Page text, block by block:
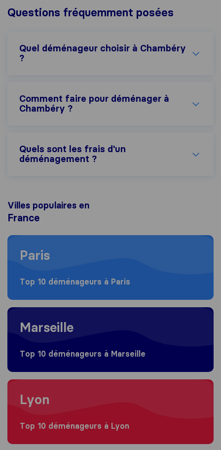
Questions fréquemment posées
Quel déménageur choisir à Chambéry
?
Comment faire pour déménager à
Chambéry ?
Quels sont les frais d'un
déménagement ?
Villes populaires en
France
Moving to Paris
Paris
Top 10 déménageurs à Paris
Moving to Marseille
Marseille
Top 10 déménageurs à Marseille
Moving to Lyon
Lyon
Top 10 déménageurs à Lyon